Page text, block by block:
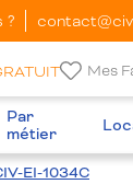
?
Mes
Par
métier
EI-1034C